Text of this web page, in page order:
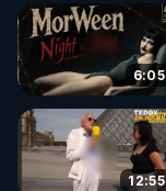
6:05
12:55